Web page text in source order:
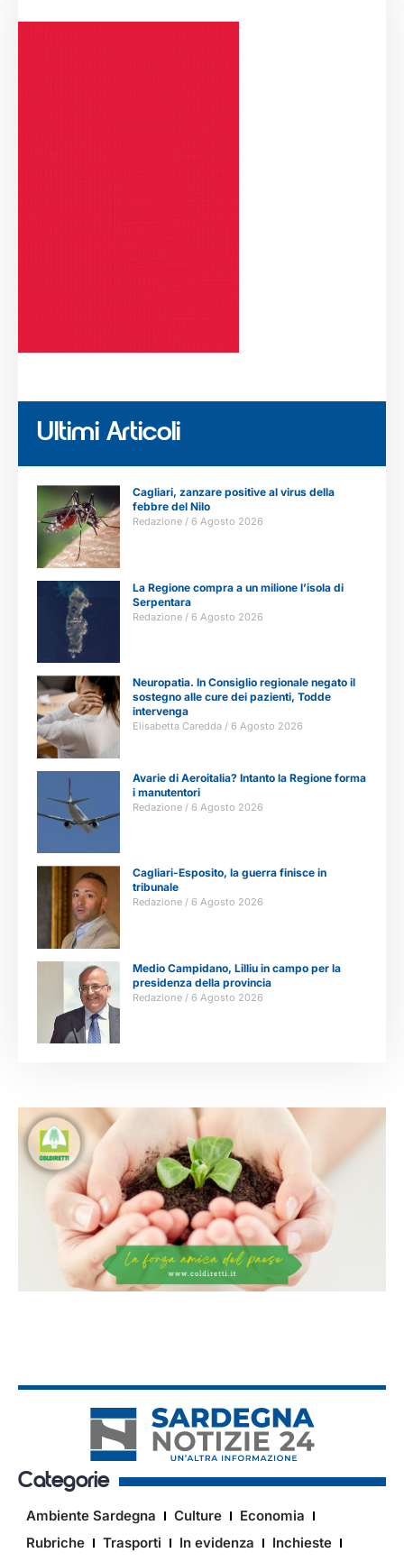
Ultimi Articoli
Cagliari, zanzare positive al virus della
febbre del Nilo
Redazione 6 Agosto 2026
La Regione compra a un milione l’isola di
Serpentara
Redazione 6 Agosto 2026
Neuropatia. In Consiglio regionale negato il
sostegno alle cure dei pazienti, Todde
intervenga
Elisabetta Caredda 6 Agosto 2026
Avarie di Aeroitalia? Intanto la Regione forma
i manutentori
Redazione 6 Agosto 2026
Cagliari-Esposito, la guerra finisce in
tribunale
Redazione 6 Agosto 2026
Medio Campidano, Lilliu in campo per la
presidenza della provincia
Redazione 6 Agosto 2026
Categorie
Ambiente Sardegna Culture
Economia
Rubriche
Trasporti In evidenza
Inchieste